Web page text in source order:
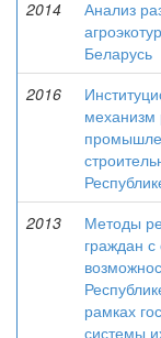
2014
Анализ
Беларусь
2016
механизм
2013
Методы
граждан
рамках
системы